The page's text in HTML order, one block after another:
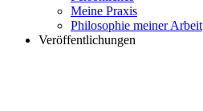
Meine Praxis
Philosophie meiner Arbeit
Veröffentlichungen